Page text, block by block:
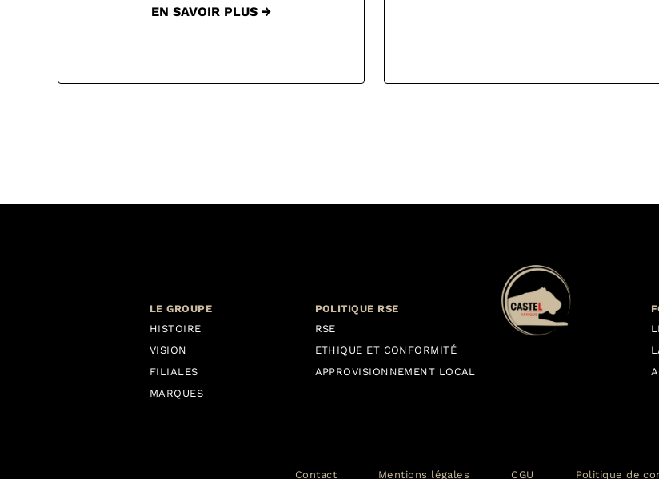
EN SAVOIR PLUS →
LE GROUPE
HISTOIRE
VISION
FILIALES
MARQUES
POLITIQUE RSE
RSE
ETHIQUE ET CONFORMITÉ
APPROVISIONNEMENT LOCAL
Contact Mentions légales CGU Politique de